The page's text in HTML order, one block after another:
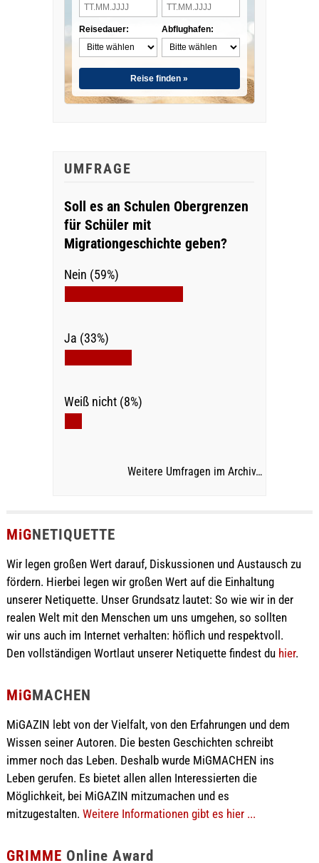
Reisedauer: Abflughafen:
Reise finden »
UMFRAGE
Soll es an Schulen Obergrenzen
für Schüler mit
Migrationgeschichte geben?
Nein (59%)
Ja (33%)
Weiß nicht (8%)
Weitere Umfragen im Archiv…
MiGNETIQUETTE
Wir legen großen Wert darauf, Diskussionen und Austausch zu
fördern. Hierbei legen wir großen Wert auf die Einhaltung
unserer Netiquette. Unser Grundsatz lautet: So wie wir in der
realen Welt mit den Menschen um uns umgehen, so sollten
wir uns auch im Internet verhalten: höflich und respektvoll.
Den vollständigen Wortlaut unserer Netiquette findest du hier.
MiGMACHEN
MiGAZIN lebt von der Vielfalt, von den Erfahrungen und dem
Wissen seiner Autoren. Die besten Geschichten schreibt
immer noch das Leben. Deshalb wurde MiGMACHEN ins
Leben gerufen. Es bietet allen allen Interessierten die
Möglichkeit, bei MiGAZIN mitzumachen und es
mitzugestalten. Weitere Informationen gibt es hier ...
GRIMME Online Award